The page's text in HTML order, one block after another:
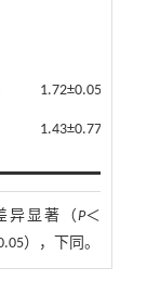
1.72±0.05b
1.43±0.77b
异显著（P＜
），下同。